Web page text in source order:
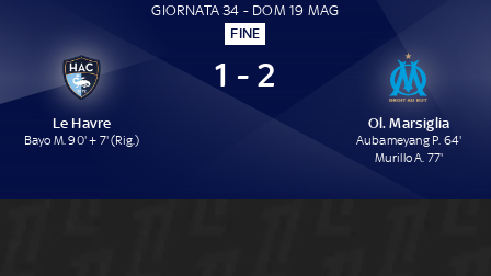
GIORNATA 34 - DOM 19 MAG
FINE
Le Havre
Bayo M. 90' + 7' (Rig.)
1 - 2
Ol. Marsiglia
Aubameyang P. 64'
Murillo A. 77'